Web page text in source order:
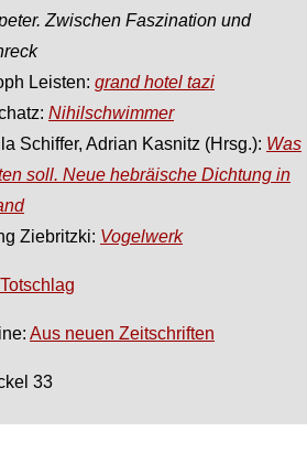
Zwischen Faszination und
Leisten: grand hotel tazi
Nihilschwimmer
Schiffer, Adrian Kasnitz (Hrsg.): Was
soll. Neue hebräische Dichtung in
Ziebritzki: Vogelwerk
Aus neuen Zeitschriften
33